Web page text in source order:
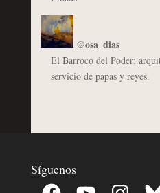
@osa_dias
El Barroco del Poder:
servicio de papas y reyes.
Síguenos
Facebook YouTube Instagram